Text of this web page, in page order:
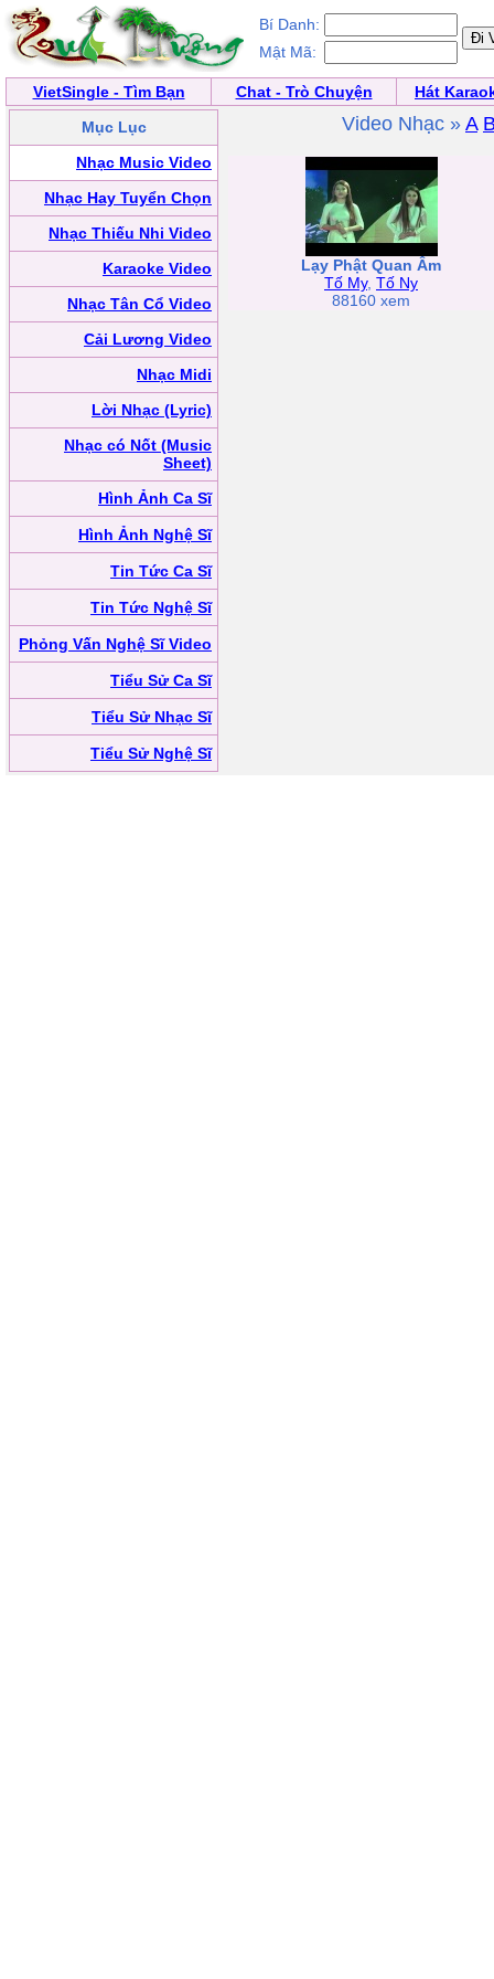
Bí Danh:
Mật Mã:
VietSingle - Tìm Bạn Chat - Trò Chuyện
Hát
Mục Lục
Nhạc Music Video
Nhạc Hay Tuyển Chọn
Nhạc Thiếu Nhi Video
Karaoke Video
Nhạc Tân Cổ Video
Cải Lương Video
Nhạc Midi
Lời Nhạc (Lyric)
Nhạc có Nốt (Music
Sheet)
Hình Ảnh Ca Sĩ
Hình Ảnh Nghệ Sĩ
Tin Tức Ca Sĩ
Tin Tức Nghệ Sĩ
Phỏng Vấn Nghệ Sĩ Video
Tiểu Sử Ca Sĩ
Tiểu Sử Nhạc Sĩ
Tiểu Sử Nghệ Sĩ
Video Nhạc » A
Lạy Phật Quan Âm
Tố My, Tố Ny
88160 xem